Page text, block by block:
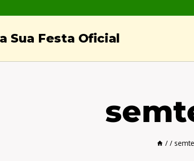
Sua Festa Oficial
/ /